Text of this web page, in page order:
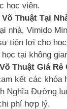
học viên.
Thuật Tại
nhà, Vimido
tiện lợi cho
học tại không
Thuật Giá
kết các khóa
Nghĩa Đường
phí hợp lý.